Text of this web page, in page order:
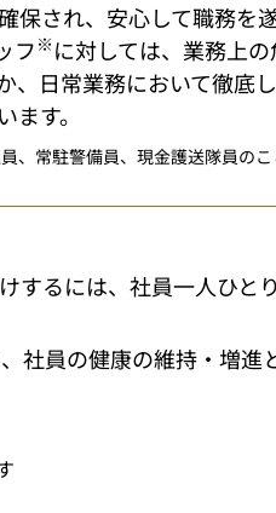
保され、安心して職務を
フ ※ に対しては、業務上
、日常業務において徹底
す。
、常駐警備員、現金護送隊員のこ
するには、社員一人ひとり
社員の健康の維持・増進